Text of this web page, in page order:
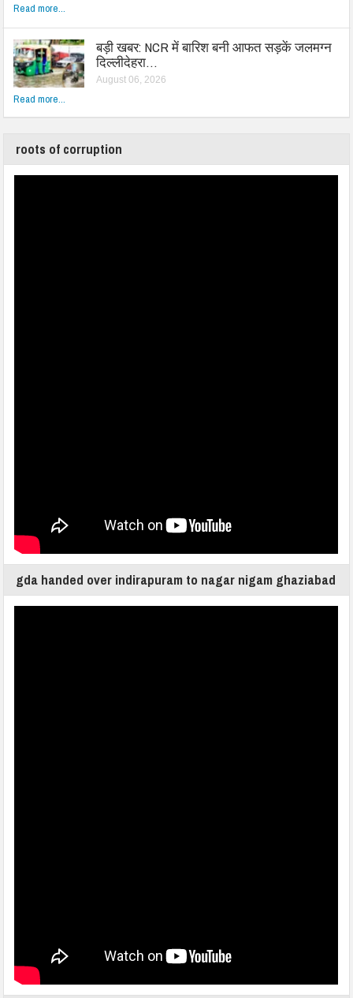
Read more...
बड़ी खबर: NCR में बारिश बनी आफत सड़कें जलमग्न
दिल्लीदेहरा…
August 06, 2026
Read more...
roots of corruption
gda handed over indirapuram to nagar nigam ghaziabad